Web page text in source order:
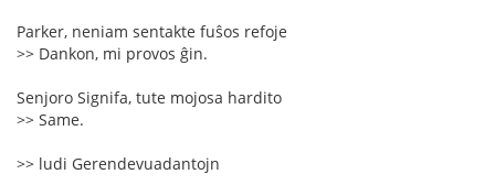
Parker, neniam sentakte fuŝos refoje
>> Dankon, mi provos ĝin.
Senjoro Signifa, tute mojosa hardito
>> Same.
>> ludi Gerendevuadantojn